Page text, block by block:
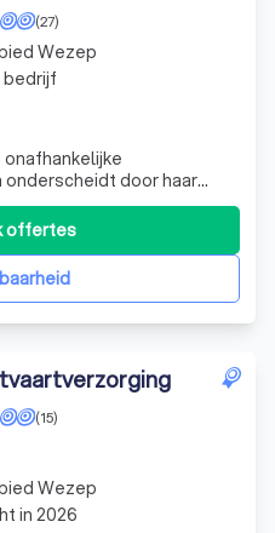
(27)
door haar
van mensen in
team van drie ervaren
der Marel, Liesbeth van
we een
offertes
Wezep
bedrijf
(15)
Wezep
in 2026